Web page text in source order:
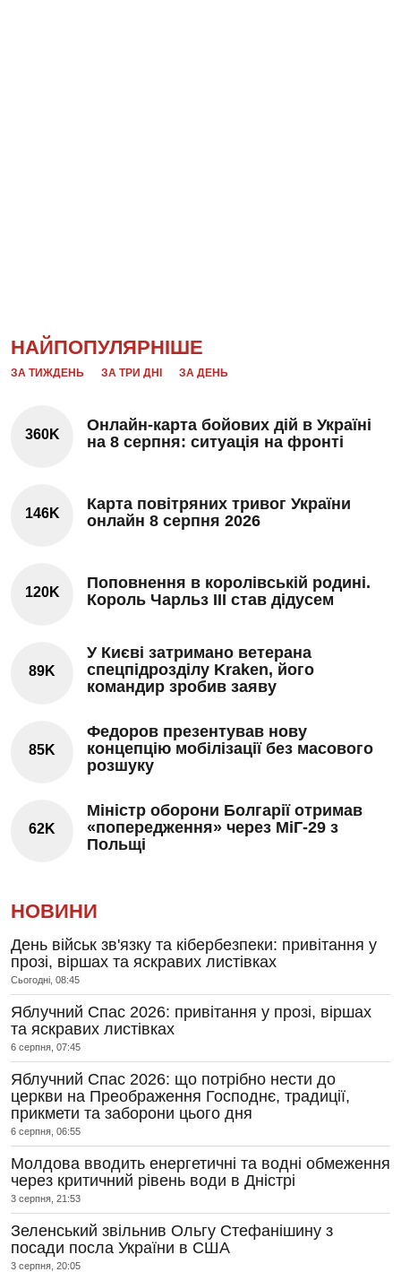
НАЙПОПУЛЯРНІШЕ
ЗА ТИЖДЕНЬ ЗА ТРИ ДНІ ЗА ДЕНЬ
360K
Онлайн-карта бойових дій в Україні
на 8 серпня: ситуація на фронті
146K
Карта повітряних тривог України
онлайн 8 серпня 2026
120K
Поповнення в королівській родині.
Король Чарльз III став дідусем
89K
У Києві затримано ветерана
спецпідрозділу Kraken, його
командир зробив заяву
85K
Федоров презентував нову
концепцію мобілізації без масового
розшуку
62K
Міністр оборони Болгарії отримав
«попередження» через МіГ-29 з
Польщі
НОВИНИ
День військ зв'язку та кібербезпеки: привітання у
прозі, віршах та яскравих листівках
Сьогодні, 08:45
Яблучний Спас 2026: привітання у прозі, віршах
та яскравих листівках
6 серпня, 07:45
Яблучний Спас 2026: що потрібно нести до
церкви на Преображення Господнє, традиції,
прикмети та заборони цього дня
6 серпня, 06:55
Молдова вводить енергетичні та водні обмеження
через критичний рівень води в Дністрі
3 серпня, 21:53
Зеленський звільнив Ольгу Стефанішину з
посади посла України в США
3 серпня, 20:05